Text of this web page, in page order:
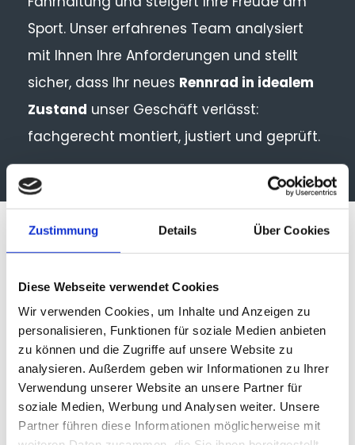
Zustimmung Details Über Cookies
Diese Webseite verwendet Cookies
Wir verwenden Cookies, um Inhalte und Anzeigen zu
personalisieren, Funktionen für soziale Medien anbieten
zu können und die Zugriffe auf unsere Website zu
analysieren. Außerdem geben wir Informationen zu Ihrer
Verwendung unserer Website an unsere Partner für
soziale Medien, Werbung und Analysen weiter. Unsere
Partner führen diese Informationen möglicherweise mit
Sport. Unser erfahrenes Team analysiert
mit Ihnen Ihre Anforderungen und stellt
sicher, dass Ihr neues Rennrad in idealem
Zustand unser Geschäft verlässt:
fachgerecht montiert, justiert und geprüft.
UNSERE TOP-RENNRAD-MARKEN
IM ÜBERBLICK
Wir führen eine sorgfältig ausgewählte
Palette an renommierten Marken.Diese
Marken stehen für Qualität, Innovation und
Rennsport-Erfahrung – ideal für
ambitionierte Hobbysportler oder Profis.